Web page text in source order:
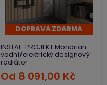
DOPRAVA ZDARMA
INSTAL-PROJEKT Mondrian
vodní/elektrický designový
radiátor
Od 8 091,00 Kč